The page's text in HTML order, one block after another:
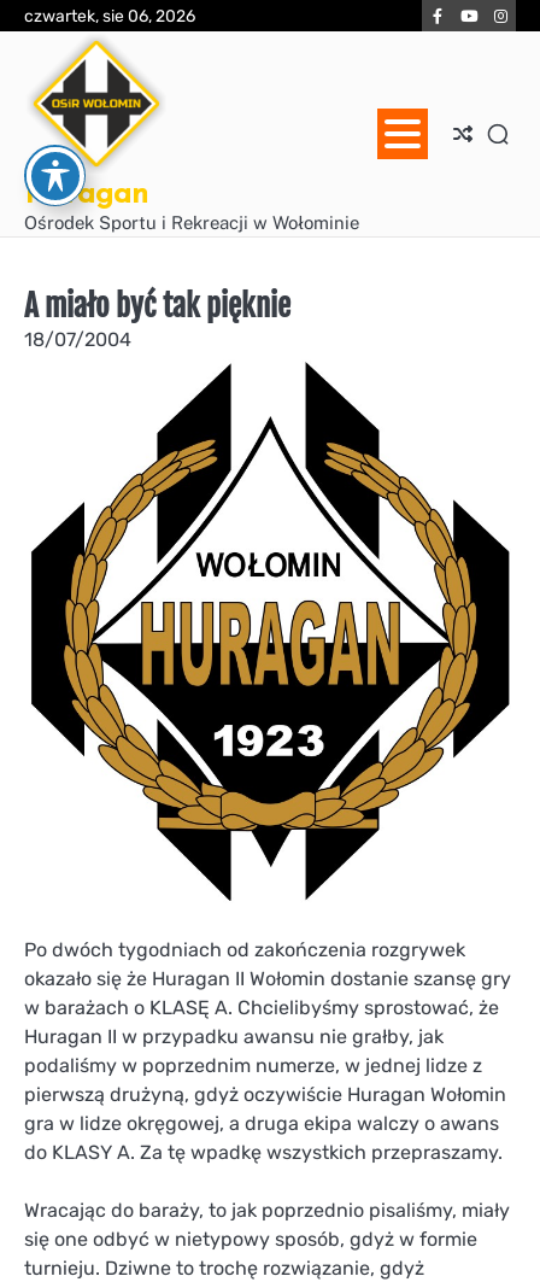
Skip
content
czwartek, sie 06, 2026 Facebook
YouTube
Huragan
Ośrodek Sportu i Rekreacji w Wołominie
A miało być tak pięknie
18/07/2004
Po dwóch tygodniach od zakończenia rozgrywek
okazało się że Huragan II Wołomin dostanie szansę gry
w barażach o KLASĘ A. Chcielibyśmy sprostować, że
Huragan II w przypadku awansu nie grałby, jak
podaliśmy w poprzednim numerze, w jednej lidze z
pierwszą drużyną, gdyż oczywiście Huragan Wołomin
gra w lidze okręgowej, a druga ekipa walczy o awans
do KLASY A. Za tę wpadkę wszystkich przepraszamy.
Wracając do baraży, to jak poprzednio pisaliśmy, miały
się one odbyć w nietypowy sposób, gdyż w formie
turnieju. Dziwne to trochę rozwiązanie, gdyż